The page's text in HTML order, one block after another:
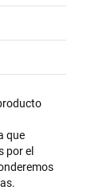
que
por el